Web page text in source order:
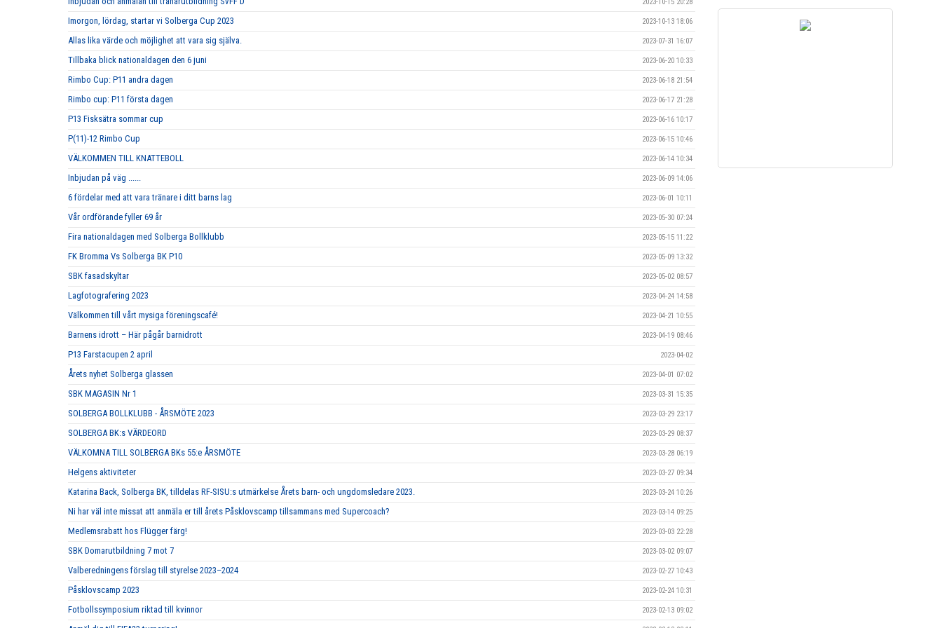
Imorgon, lördag, startar vi Solberga Cup 2023 2023-10-13 18:06
Allas lika värde och möjlighet att vara sig själva. 2023-07-31 16:07
Tillbaka blick nationaldagen den 6 juni 2023-06-20 10:33
Rimbo Cup: P11 andra dagen 2023-06-18 21:54
Rimbo cup: P11 första dagen 2023-06-17 21:28
P13 Fisksätra sommar cup 2023-06-16 10:17
P(11)-12 Rimbo Cup 2023-06-15 10:46
VÄLKOMMEN TILL KNATTEBOLL 2023-06-14 10:34
Inbjudan på väg ...... 2023-06-09 14:06
6 fördelar med att vara tränare i ditt barns lag 2023-06-01 10:11
Vår ordförande fyller 69 år 2023-05-30 07:24
Fira nationaldagen med Solberga Bollklubb 2023-05-15 11:22
FK Bromma Vs Solberga BK P10 2023-05-09 13:32
SBK fasadskyltar 2023-05-02 08:57
Lagfotografering 2023 2023-04-24 14:58
Välkommen till vårt mysiga föreningscafé! 2023-04-21 10:55
Barnens idrott – Här pågår barnidrott 2023-04-19 08:46
P13 Farstacupen 2 april 2023-04-02
Årets nyhet Solberga glassen 2023-04-01 07:02
SBK MAGASIN Nr 1 2023-03-31 15:35
SOLBERGA BOLLKLUBB - ÅRSMÖTE 2023 2023-03-29 23:17
SOLBERGA BK:s VÄRDEORD 2023-03-29 08:37
VÄLKOMNA TILL SOLBERGA BKs 55:e ÅRSMÖTE 2023-03-28 06:19
Helgens aktiviteter 2023-03-27 09:34
Katarina Back, Solberga BK, tilldelas RF-SISU:s utmärkelse Årets barn- och ungdomsledare 2023. 2023-03-24 10:26
Ni har väl inte missat att anmäla er till årets Påsklovscamp tillsammans med Supercoach? 2023-03-14 09:25
Medlemsrabatt hos Flügger färg! 2023-03-03 22:28
SBK Domarutbildning 7 mot 7 2023-03-02 09:07
Valberedningens förslag till styrelse 2023–2024 2023-02-27 10:43
Påsklovscamp 2023 2023-02-24 10:31
Fotbollssymposium riktad till kvinnor 2023-02-13 09:02